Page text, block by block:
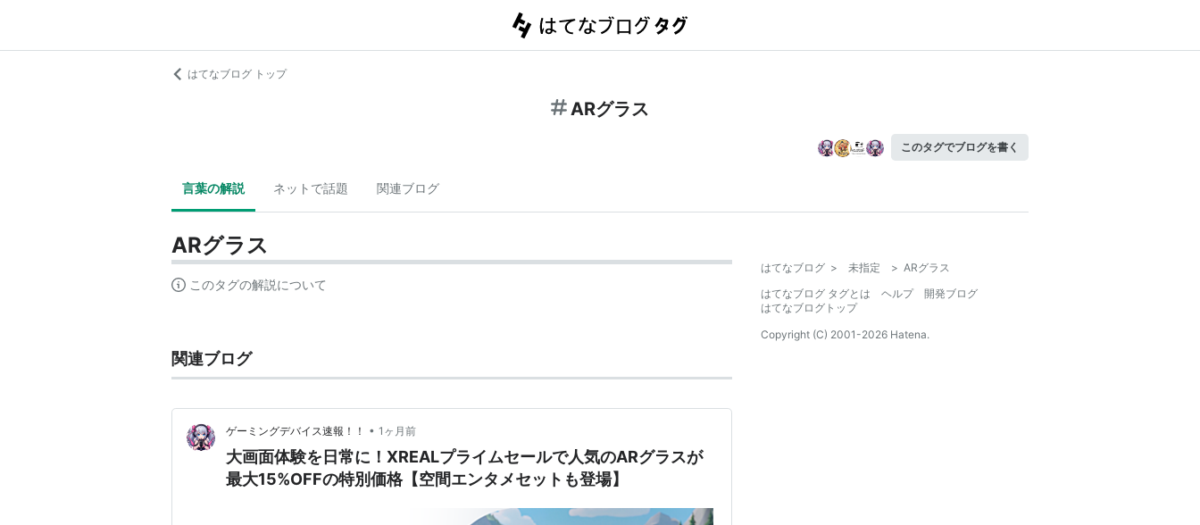
はてなブログ トップ
ARグラス
このタグでブログを書く
言葉の解説 ネットで話題 関連ブログ
ARグラス
このタグの解説について
関連ブログ
ゲーミングデバイス速報！！ • 1ヶ月前
大画面体験を日常に！XREALプライムセールで人気のARグラスが
最大15%OFFの特別価格【空間エンタメセットも登場】
はてなブログ > 未指定 > ARグラス
はてなブログ タグとは
ヘルプ
開発ブログ
はてなブログトップ
Copyright (C) 2001-2026 Hatena.